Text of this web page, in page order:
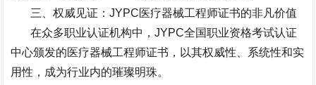
三、权威见证：JYPC医疗器械工程师证书的非凡价值
在众多职业认证机构中，JYPC全国职业资格考试认证
中心颁发的医疗器械工程师证书，以其权威性、系统性和实
用性，成为行业内的璀璨明珠。